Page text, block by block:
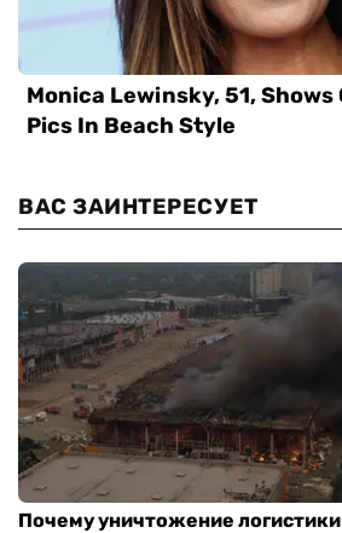
ВАС ЗАИНТЕРЕСУЕТ
Почему уничтожение логистики